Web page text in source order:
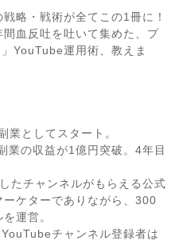
略・戦術が全てこの1冊に！
血反吐を吐いて集めた、プ
YouTube運用術、教えま
業としてスタート。
業の収益が1億円突破。4年目
たチャンネルがもらえる公式
ケターでありながら、300
運営。
チャンネル登録者は